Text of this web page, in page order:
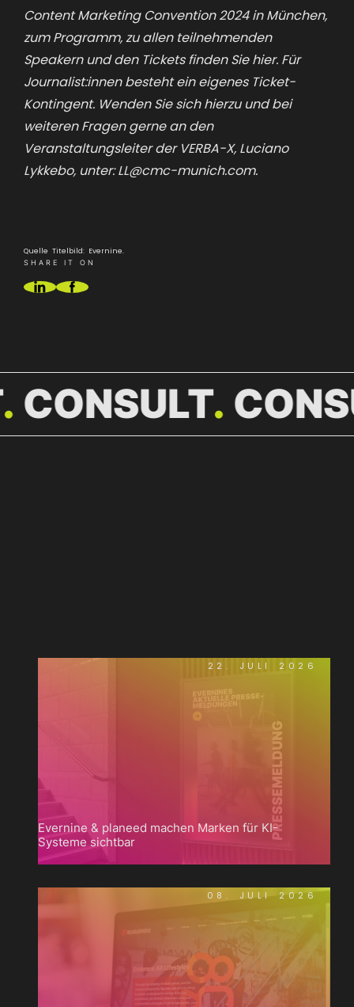
Content Marketing Convention 2024 in München,
zum Programm, zu allen teilnehmenden
Speakern und den Tickets finden Sie hier. Für
Journalist:innen besteht ein eigenes Ticket-
Kontingent. Wenden Sie sich hierzu und bei
weiteren Fragen gerne an den
Veranstaltungsleiter der VERBA-X, Luciano
Lykkebo, unter: LL@cmc-munich.com.
Quelle Titelbild: Evernine.
SHARE IT ON
CONSULT
22. JULI 2026
Evernine & planeed machen Marken für KI-
Systeme sichtbar
08. JULI 2026